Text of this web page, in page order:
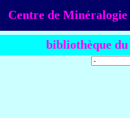
Centre de Minéralogie
bibliothèque